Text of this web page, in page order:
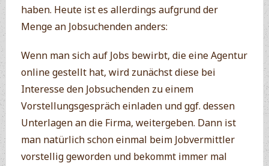
haben. Heute ist es allerdings aufgrund der
Menge an Jobsuchenden anders:
Wenn man sich auf Jobs bewirbt, die eine Agentur
online gestellt hat, wird zunächst diese bei
Interesse den Jobsuchenden zu einem
Vorstellungsgespräch einladen und ggf. dessen
Unterlagen an die Firma, weitergeben. Dann ist
man natürlich schon einmal beim Jobvermittler
vorstellig geworden und bekommt immer mal